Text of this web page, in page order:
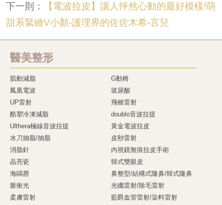
下一則：
【電波拉皮】讓人怦然心動的最好模樣!萌
甜系緊緻V小顏-護理界的佐佐木希-言兒
醫美整形
肌動減脂
G動椅
鳳凰電波
玻尿酸
UP雷射
飛梭雷射
酷塑冷凍減脂
doublo音波拉提
Ulthera極線音波拉提
黃金電波拉皮
水刀抽脂/抽脂
皮秒雷射
消脂針
內視鏡無痕拉皮手術
晶亮瓷
韓式雙眼皮
海鷗唇
鼻整型/結構式隆鼻/韓式隆鼻
脈衝光
光纖雷射/除毛雷射
柔膚雷射
藍爵血管雷射/染料雷射